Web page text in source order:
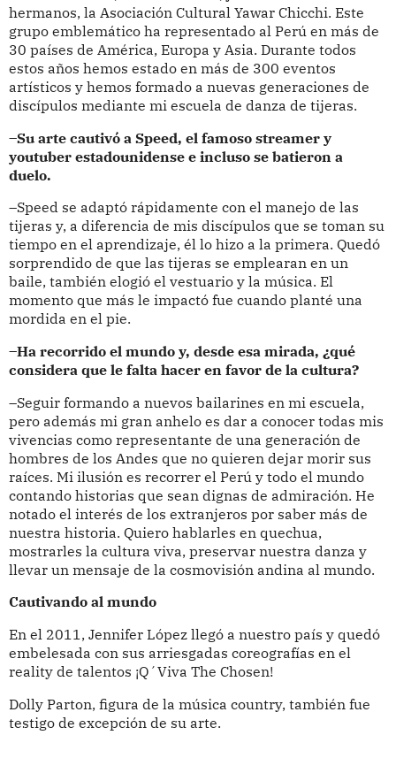
hermanos, la Asociación Cultural Yawar Chicchi. Este
grupo emblemático ha representado al Perú en más de
30 países de América, Europa y Asia. Durante todos
estos años hemos estado en más de 300 eventos
artísticos y hemos formado a nuevas generaciones de
discípulos mediante mi escuela de danza de tijeras.
–Su arte cautivó a Speed, el famoso streamer y
youtuber estadounidense e incluso se batieron a
duelo.
–Speed se adaptó rápidamente con el manejo de las
tijeras y, a diferencia de mis discípulos que se toman su
tiempo en el aprendizaje, él lo hizo a la primera. Quedó
sorprendido de que las tijeras se emplearan en un
baile, también elogió el vestuario y la música. El
momento que más le impactó fue cuando planté una
mordida en el pie.
–Ha recorrido el mundo y, desde esa mirada, ¿qué
considera que le falta hacer en favor de la cultura?
–Seguir formando a nuevos bailarines en mi escuela,
pero además mi gran anhelo es dar a conocer todas mis
vivencias como representante de una generación de
hombres de los Andes que no quieren dejar morir sus
raíces. Mi ilusión es recorrer el Perú y todo el mundo
contando historias que sean dignas de admiración. He
notado el interés de los extranjeros por saber más de
nuestra historia. Quiero hablarles en quechua,
mostrarles la cultura viva, preservar nuestra danza y
llevar un mensaje de la cosmovisión andina al mundo.
Cautivando al mundo
En el 2011, Jennifer López llegó a nuestro país y quedó
embelesada con sus arriesgadas coreografías en el
reality de talentos ¡Q´Viva The Chosen!
Dolly Parton, figura de la música country, también fue
testigo de excepción de su arte.